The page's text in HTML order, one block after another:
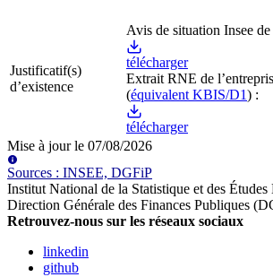
Justificatif(s)
d’existence
Avis de situation Insee
télécharger
Extrait RNE de
(équivalent KBIS/D1) :
télécharger
Mise à jour le 07/08/2026
Sources : INSEE, DGFiP
Institut National de la Statistique et des Études
Direction Générale des Finances Publiques
Retrouvez-nous sur les réseaux sociaux
linkedin
github